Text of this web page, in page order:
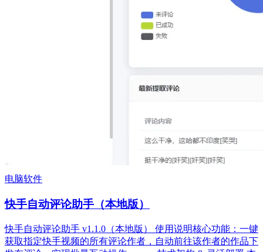
电脑软件
快手自动评论助手（本地版）
快手自动评论助手 v1.1.0（本地版） 使用说明核心功能：一键
获取指定快手视频的所有评论作者，自动前往该作者的作品下